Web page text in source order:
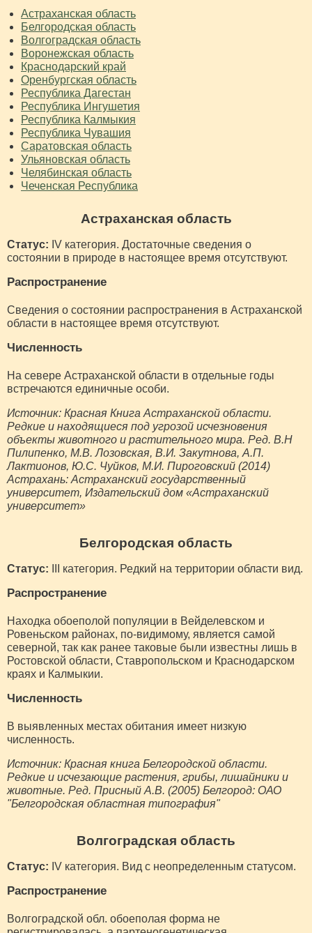
Астраханская область
Белгородская область
Волгоградская область
Воронежская область
Краснодарский край
Оренбургская область
Республика Дагестан
Республика Ингушетия
Республика Калмыкия
Республика Чувашия
Саратовская область
Ульяновская область
Челябинская область
Чеченская Республика
Астраханская область
Статус: IV категория. Достаточные сведения о
состоянии в природе в настоящее время отсутствуют.
Распространение
Сведения о состоянии распространения в Астраханской
области в настоящее время отсутствуют.
Численность
На севере Астраханской области в отдельные годы
встречаются единичные особи.
Источник: Красная Книга Астраханской области.
Редкие и находящиеся под угрозой исчезновения
объекты животного и растительного мира. Ред. В.Н
Пилипенко, М.В. Лозовская, В.И. Закутнова, А.П.
Лактионов, Ю.С. Чуйков, М.И. Пироговский (2014)
Астрахань: Астраханский государственный
университет, Издательский дом «Астраханский
университет»
Белгородская область
Статус: III категория. Редкий на территории области вид.
Распространение
Находка обоеполой популяции в Вейделевском и
Ровеньском районах, по-видимому, является самой
северной, так как ранее таковые были известны лишь в
Ростовской области, Ставропольском и Краснодарском
краях и Калмыкии.
Численность
В выявленных местах обитания имеет низкую
численность.
Источник: Красная книга Белгородской области.
Редкие и исчезающие растения, грибы, лишайники и
животные. Ред. Присный А.В. (2005) Белгород: ОАО
"Белгородская областная типография"
Волгоградская область
Статус: IV категория. Вид с неопределенным статусом.
Распространение
Волгоградской обл. обоеполая форма не